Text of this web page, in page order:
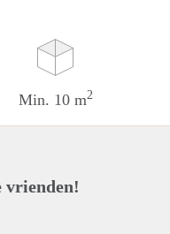
Min. 10 m2
vrienden!